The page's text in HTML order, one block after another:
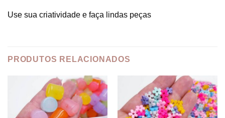
Use sua criatividade e faça lindas peças
PRODUTOS RELACIONADOS